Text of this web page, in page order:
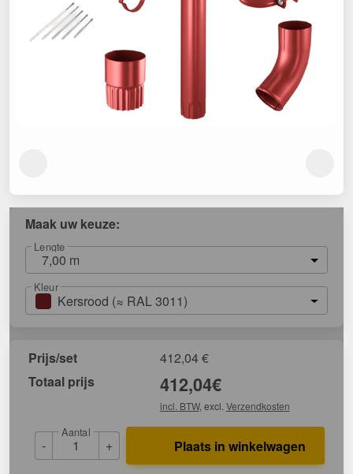
Maak uw keuze:
Lengte
7,00 m
Kleur
Kersrood (≈ RAL 3011)
Prijs/set 412,04€
Totaal prijs
412,04€
incl. BTW, excl. Verzendkosten
-
Aantal
+ Plaats in winkelwagen